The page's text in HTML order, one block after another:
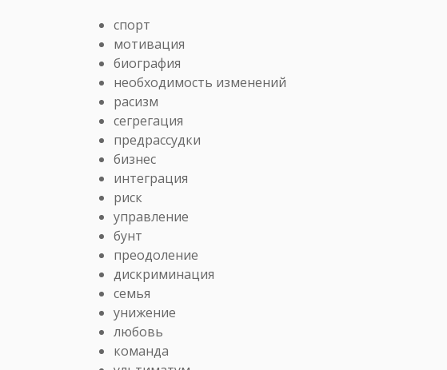
спорт
мотивация
биография
необходимость изменений
расизм
сегрегация
предрассудки
бизнес
интеграция
риск
управление
бунт
преодоление
дискриминация
семья
унижение
любовь
команда